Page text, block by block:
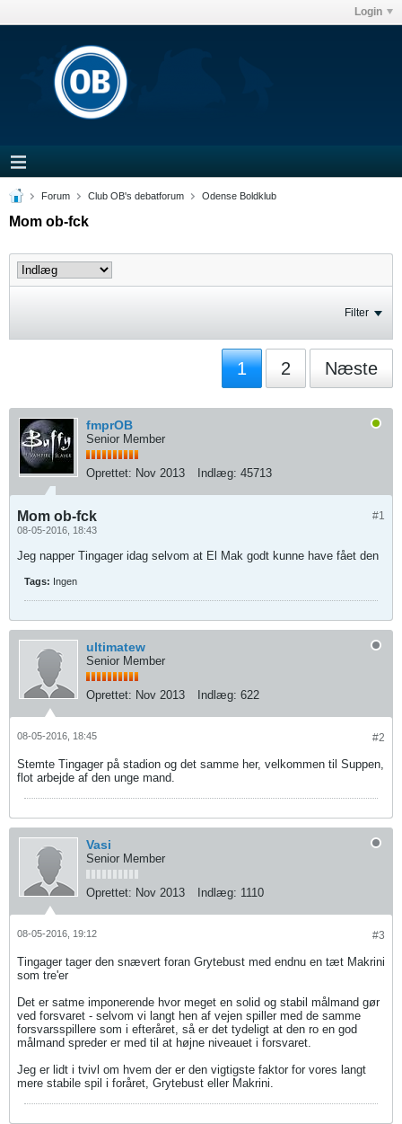
Login
Forum Club OB's debatforum Odense Boldklub
Mom ob-fck
Filter
1 2 Næste
fmprOB
Senior Member
Oprettet: Nov 2013 Indlæg: 45713
#1
Mom ob-fck
08-05-2016, 18:43
Jeg napper Tingager idag selvom at El Mak godt kunne have fået den
Tags: Ingen
ultimatew
Senior Member
Oprettet: Nov 2013 Indlæg: 622
#2
08-05-2016, 18:45
Stemte Tingager på stadion og det samme her, velkommen til Suppen,
flot arbejde af den unge mand.
Vasi
Senior Member
Oprettet: Nov 2013 Indlæg: 1110
#3
08-05-2016, 19:12
Tingager tager den snævert foran Grytebust med endnu en tæt Makrini
som tre'er
Det er satme imponerende hvor meget en solid og stabil målmand gør
ved forsvaret - selvom vi langt hen af vejen spiller med de samme
forsvarsspillere som i efteråret, så er det tydeligt at den ro en god
målmand spreder er med til at højne niveauet i forsvaret.
Jeg er lidt i tvivl om hvem der er den vigtigste faktor for vores langt
mere stabile spil i foråret, Grytebust eller Makrini.